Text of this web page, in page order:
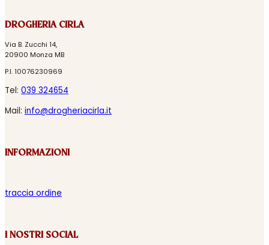
DROGHERIA CIRLA
Via B. Zucchi 14,
20900 Monza MB
P.I. 10076230969
Tel: 039 324654
Mail: info@drogheriacirla.it
INFORMAZIONI
traccia ordine
I NOSTRI SOCIAL